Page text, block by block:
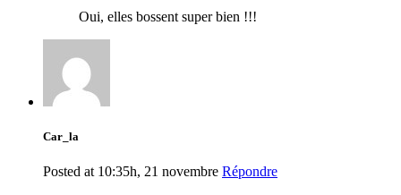
Oui, elles bossent super bien !!!
Car_la
Posted at 10:35h, 21 novembre Répondre